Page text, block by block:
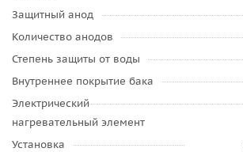
Защитный анод
Количество анодов
Степень защиты от воды
Внутреннее покрытие бака
Электрический
нагревательный элемент
Установка